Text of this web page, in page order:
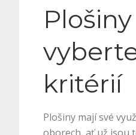
Plošiny
kritérií
Plošiny mají své